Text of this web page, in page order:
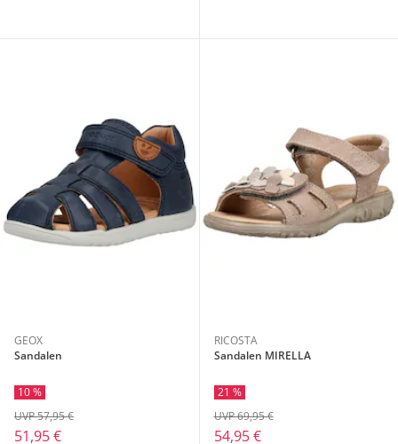
GEOX
Sandalen
10 %
51,95 €
UVP 57,95 €
RICOSTA
Sandalen MIRELLA
21 %
54,95 €
UVP 69,95 €